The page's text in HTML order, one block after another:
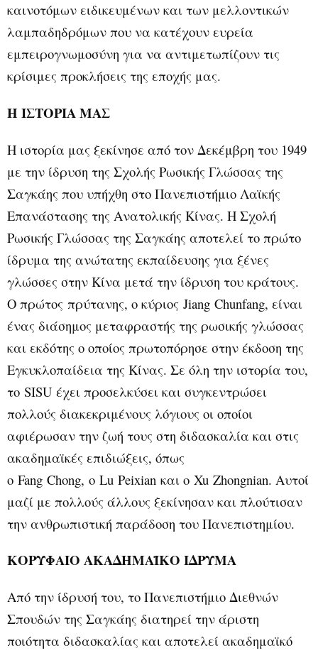
καινοτόμων ειδικευμένων και των μελλοντικών
λαμπαδηδρόμων που να κατέχουν ευρεία
εμπειρογνωμοσύνη για να αντιμετωπίζουν τις
κρίσιμες προκλήσεις της εποχής μας.
Η ΙΣΤΟΡΙΑ ΜΑΣ
Η ιστορία μας ξεκίνησε από τον Δεκέμβρη του 1949
με την ίδρυση της Σχολής Ρωσικής Γλώσσας της
Σαγκάης που υπήχθη στο Πανεπιστήμιο Λαϊκής
Επανάστασης της Ανατολικής Κίνας. Η Σχολή
Ρωσικής Γλώσσας της Σαγκάης αποτελεί το πρώτο
ίδρυμα της ανώτατης εκπαίδευσης για ξένες
γλώσσες στην Κίνα μετά την ίδρυση του κράτους.
Ο πρώτος πρύτανης, ο κύριος Jiang Chunfang, είναι
ένας διάσημος μεταφραστής της ρωσικής γλώσσας
και εκδότης ο οποίος πρωτοπόρησε στην έκδοση της
Εγκυκλοπαίδεια της Κίνας. Σε όλη την ιστορία του,
το SISU έχει προσελκύσει και συγκεντρώσει
πολλούς διακεκριμένους λόγιους οι οποίοι
αφιέρωσαν την ζωή τους στη διδασκαλία και στις
ακαδημαϊκές επιδιώξεις, όπως
ο Fang Chong, o Lu Peixian και ο Xu Zhongnian. Αυτοί
μαζί με πολλούς άλλους ξεκίνησαν και πλούτισαν
την ανθρωπιστική παράδοση του Πανεπιστημίου.
ΚΟΡΥΦΑΙΟ ΑΚΑΔΗΜΑΪΚΟ ΙΔΡΥΜΑ
Από την ίδρυσή του, το Πανεπιστήμιο Διεθνών
Σπουδών της Σαγκάης διατηρεί την άριστη
ποιότητα διδασκαλίας και αποτελεί ακαδημαϊκό